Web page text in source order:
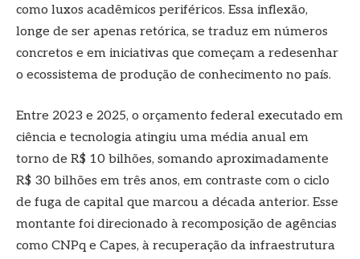
como luxos acadêmicos periféricos. Essa inflexão,
longe de ser apenas retórica, se traduz em números
concretos e em iniciativas que começam a redesenhar
o ecossistema de produção de conhecimento no país.
Entre 2023 e 2025, o orçamento federal executado em
ciência e tecnologia atingiu uma média anual em
torno de R$ 10 bilhões, somando aproximadamente
R$ 30 bilhões em três anos, em contraste com o ciclo
de fuga de capital que marcou a década anterior. Esse
montante foi direcionado à recomposição de agências
como CNPq e Capes, à recuperação da infraestrutura